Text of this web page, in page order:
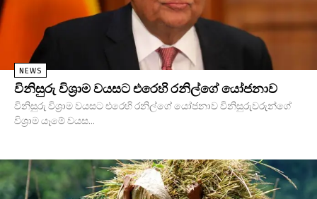
NEWS
විනිසුරු විශ්‍රාම වයසට එරෙහි රනිල්ගේ යෝජනාව
විනිසුරු විශ්‍රාම වයසට එරෙහි රනිල්ගේ යෝජනාව විනිසුරුවරුන්ගේ
විශ්‍රාම යෑමේ වයස...